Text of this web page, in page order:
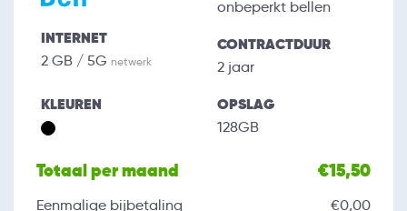
INTERNET
2 GB / 5G netwerk
onbeperkt bellen
CONTRACTDUUR
2 jaar
KLEUREN OPSLAG
128GB
Totaal per maand €15,50
Eenmalige bijbetaling €0,00